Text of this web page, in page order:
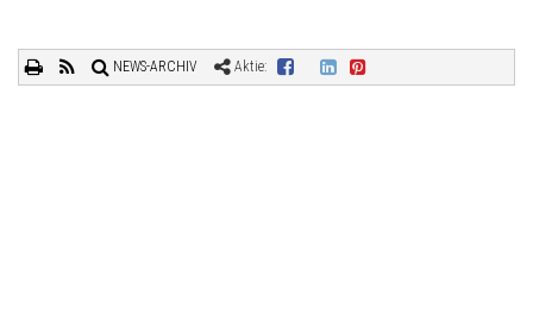
NEWS-ARCHIV Aktie: